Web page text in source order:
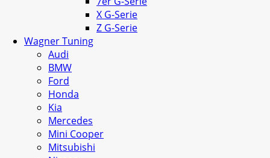
X G-Serie
Z G-Serie
Wagner Tuning
Audi
BMW
Ford
Honda
Kia
Mercedes
Mini Cooper
Mitsubishi